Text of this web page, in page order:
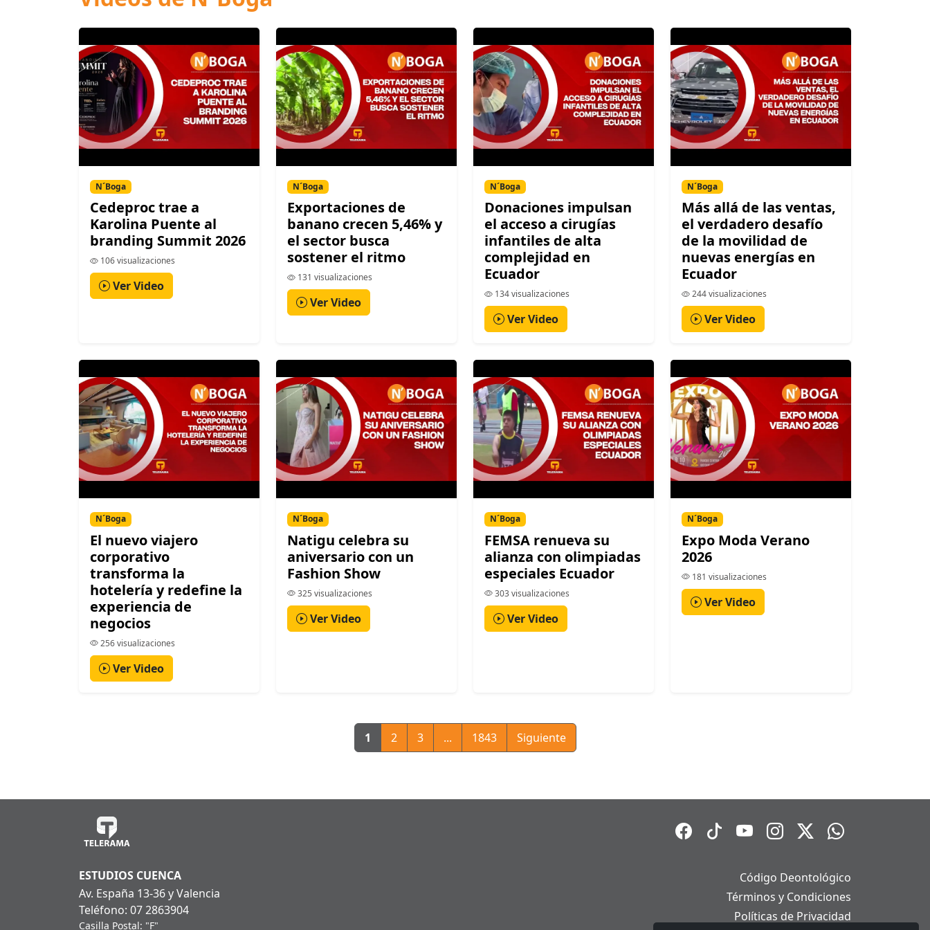
N´Boga
Cedeproc trae a
Karolina Puente al
branding Summit 2026
106 visualizaciones
Ver Video
N´Boga
Exportaciones de
banano crecen 5,46% y
el sector busca
sostener el ritmo
131 visualizaciones
Ver Video
N´Boga
Donaciones impulsan
el acceso a cirugías
infantiles de alta
complejidad en
Ecuador
134 visualizaciones
Ver Video
N´Boga
Más allá de las ventas,
el verdadero desafío
de la movilidad de
nuevas energías en
Ecuador
244 visualizaciones
Ver Video
N´Boga
El nuevo viajero
corporativo
transforma la
hotelería y redefine la
experiencia de
negocios
256 visualizaciones
Ver Video
N´Boga
Natigu celebra su
aniversario con un
Fashion Show
325 visualizaciones
Ver Video
N´Boga
FEMSA renueva su
alianza con olimpiadas
especiales Ecuador
303 visualizaciones
Ver Video
N´Boga
Expo Moda Verano
2026
181 visualizaciones
Ver Video
1 2 3 ... 1843 Siguiente
ESTUDIOS CUENCA
Av. España 13-36 y Valencia
Teléfono: 07 2863904
Casilla Postal: "F"
Código Deontológico
Términos y Condiciones
Políticas de Privacidad